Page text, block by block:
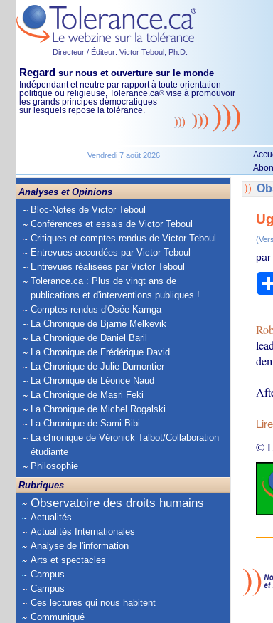
Directeur / Éditeur: Victor Teboul, Ph.D.
Regard sur nous et ouverture sur le monde
Indépendant et neutre par rapport à toute orientation
politique ou religieuse, Tolerance.ca® vise à promouvoir
les grands principes démocratiques
sur lesquels repose la tolérance.
Vendredi 7 août 2026
Analyses et Opinions
Bloc-Notes de Victor Teboul
Conférences et essais de Victor Teboul
Critiques et comptes rendus de Victor Teboul
Entrevues accordées par Victor Teboul
Entrevues réalisées par Victor Teboul
Tolerance.ca : Plus de vingt ans de
publications et d'interventions publiques !
Comptes rendus d'Osée Kamga
La Chronique de Bjarne Melkevik
La Chronique de Daniel Baril
La Chronique de Frédérique David
La Chronique de Julie Dumontier
La Chronique de Léonce Naud
La Chronique de Masri Feki
La Chronique de Michel Rogalski
La Chronique de Sami Bibi
La chronique de Véronick Talbot/Collaboration
étudiante
Philosophie
Rubriques
Observatoire des droits humains
Actualités
Actualités Internationales
Analyse de l'information
Arts et spectacles
Campus
Campus
Ces lectures qui nous habitent
Communiqué
©